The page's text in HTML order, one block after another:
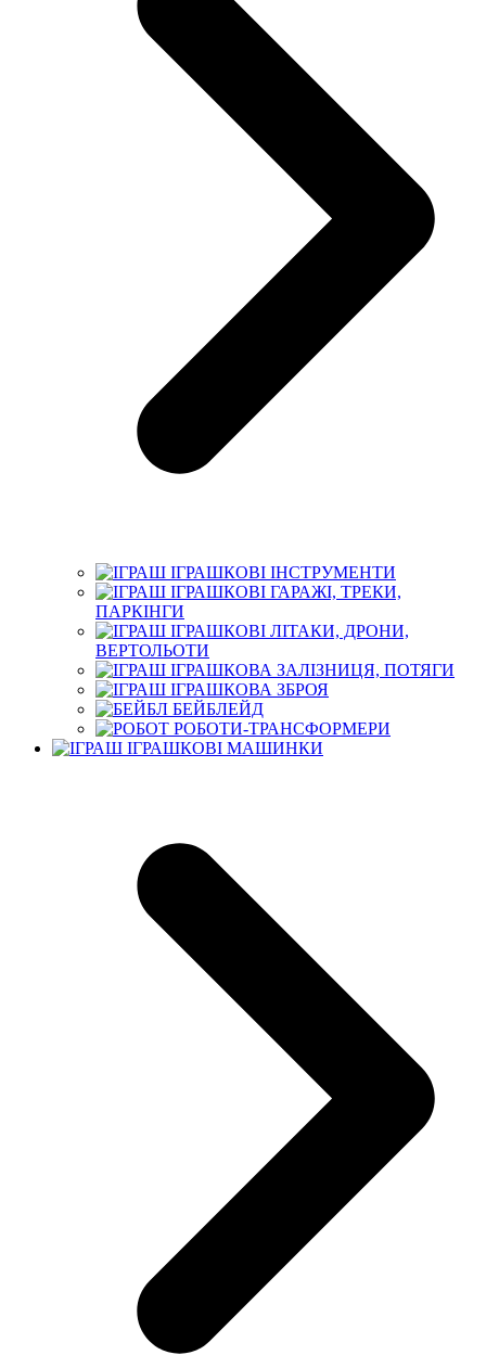
ІГРАШКОВІ ІНСТРУМЕНТИ
ІГРАШКОВІ ГАРАЖІ, ТРЕКИ,
ПАРКІНГИ
ІГРАШКОВІ ЛІТАКИ, ДРОНИ,
ВЕРТОЛЬОТИ
ІГРАШКОВА ЗАЛІЗНИЦЯ, ПОТЯГИ
ІГРАШКОВА ЗБРОЯ
БЕЙБЛЕЙД
РОБОТИ-ТРАНСФОРМЕРИ
ІГРАШКОВІ МАШИНКИ